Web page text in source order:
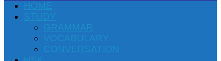
HOME
STUDY
GRAMMAR
VOCABULARY
CONVERSATION